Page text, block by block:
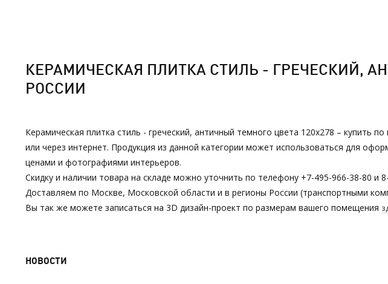
КЕРАМИЧЕСКАЯ ПЛИТКА СТИЛЬ - ГРЕЧЕСКИЙ,
РОССИИ
Керамическая плитка стиль - греческий, античный темного цвета 120х278 –
или через интернет. Продукция из данной категории может использоваться для
ценами и фотографиями интерьеров.
Скидку и наличии товара на складе можно уточнить по телефону +7-495-966-38-80 и
Доставляем по Москве, Московской области и в регионы России (транспортными
Вы так же можете записаться на 3D дизайн-проект по размерам вашего помещения
НОВОСТИ